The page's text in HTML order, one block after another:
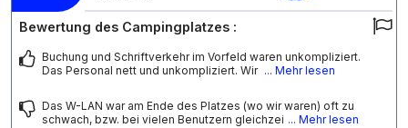
Bewertung des Campingplatzes :
Buchung und Schriftverkehr im Vorfeld waren unkompliziert.
Das Personal nett und unkompliziert. Wir ... Mehr lesen
Das W-LAN war am Ende des Platzes (wo wir waren) oft zu
schwach, bzw. bei vielen Benutzern gleichzei ... Mehr lesen